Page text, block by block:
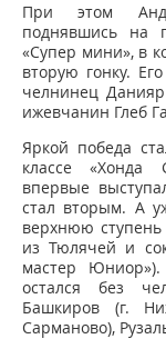
При этом
поднявшись на
«Супер мини», в
вторую гонку.
челнинец
ижевчанин Глеб
Яркой победа
классе «Хонда
впервые
стал вторым. А
верхнюю ступень
из Тюлячей и
мастер Юниор»).
остался без
Башкиров (г.
Сарманово),